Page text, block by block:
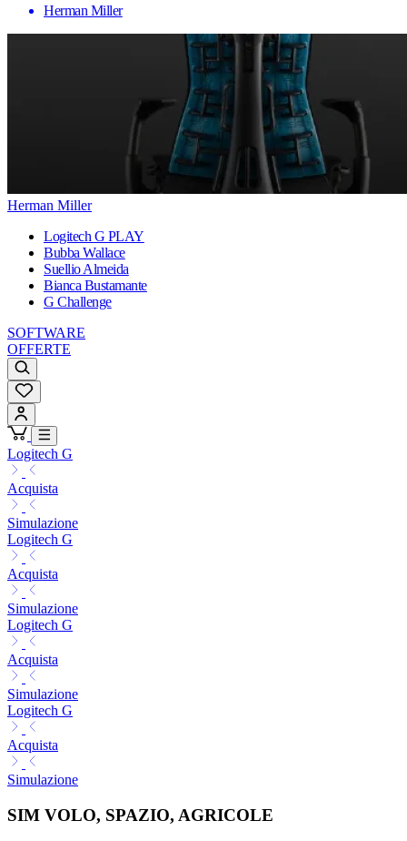
Herman Miller
Herman Miller
Logitech G PLAY
Bubba Wallace
Suellio Almeida
Bianca Bustamante
G Challenge
SOFTWARE
OFFERTE
Logitech G
Acquista
Simulazione
Logitech G
Acquista
Simulazione
Logitech G
Acquista
Simulazione
Logitech G
Acquista
Simulazione
SIM VOLO, SPAZIO, AGRICOLE